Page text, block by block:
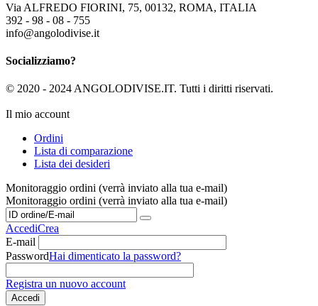
Via ALFREDO FIORINI, 75, 00132, ROMA, ITALIA
392 - 98 - 08 - 755
info@angolodivise.it
Socializziamo?
© 2020 - 2024 ANGOLODIVISE.IT. Tutti i diritti riservati.
Il mio account
Ordini
Lista di comparazione
Lista dei desideri
Monitoraggio ordini (verrà inviato alla tua e-mail)
Monitoraggio ordini (verrà inviato alla tua e-mail)
AccediCrea
E-mail
PasswordHai dimenticato la password?
Registra un nuovo account
Accedi